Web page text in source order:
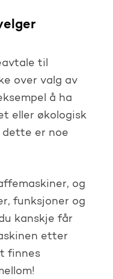
til
over valg av
å ha
eller økologisk
dette er noe
og
funksjoner og
kanskje får
etter
finnes